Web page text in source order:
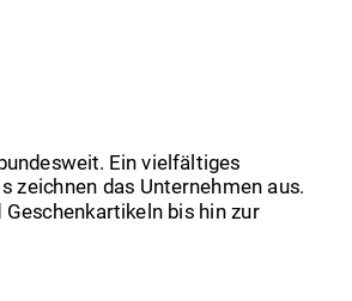
Ein vielfältiges
das Unternehmen aus.
bis hin zur